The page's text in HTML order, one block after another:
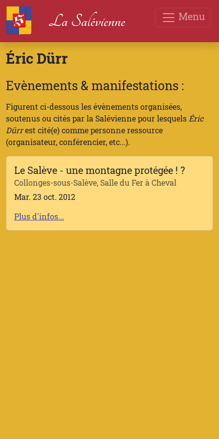
Menu
La Salévienne
Éric Dürr
Evènements & manifestations :
Figurent ci-dessous les évènements organisées,
soutenus ou cités par la Salévienne pour lesquels Éric
Dürrest cité(e) comme personne ressource
(organisateur, conférencier, etc...).
Le Salève - une montagne protégée ! ?
Collonges-sous-Salève, Salle du Fer à Cheval
Mar. 23 oct. 2012
Plus d'infos...